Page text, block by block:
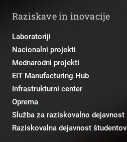
Raziskave in inovacije
Laboratoriji
Nacionalni projekti
Mednarodni projekti
EIT Manufacturing Hub
Infrastrukturni center
Oprema
Služba za raziskovalno dejavnost
Raziskovalna dejavnost študentov